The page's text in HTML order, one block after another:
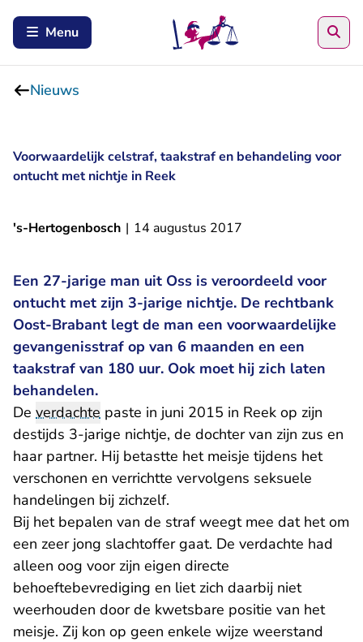
Menu
Nieuws
Voorwaardelijk celstraf, taakstraf en behandeling voor
ontucht met nichtje in Reek
's-Hertogenbosch | 14 augustus 2017
Een 27-jarige man uit Oss is veroordeeld voor
ontucht met zijn 3-jarige nichtje. De rechtbank
Oost-Brabant legt de man een voorwaardelijke
gevangenisstraf op van 6 maanden en een
taakstraf van 180 uur. Ook moet hij zich laten
behandelen.
De verdachte paste in juni 2015 in Reek op zijn
destijds 3-jarige nichtje, de dochter van zijn zus en
haar partner. Hij betastte het meisje tijdens het
verschonen en verrichtte vervolgens seksuele
handelingen bij zichzelf.
Bij het bepalen van de straf weegt mee dat het om
een zeer jong slachtoffer gaat. De verdachte had
alleen oog voor zijn eigen directe
behoeftebevrediging en liet zich daarbij niet
weerhouden door de kwetsbare positie van het
meisje. Zij kon op geen enkele wijze weerstand